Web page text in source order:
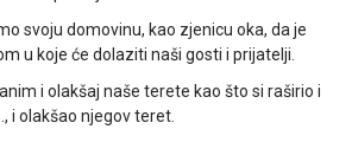
svoju domovinu, kao zjenicu oka, da je
u koje će dolaziti naši gosti i prijatelji.
i olakšaj naše terete kao što si raširio i
i olakšao njegov teret.